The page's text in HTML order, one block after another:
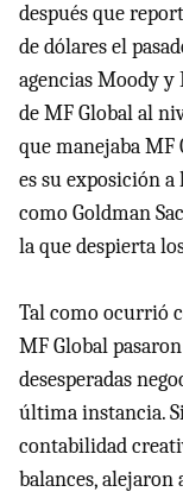
después que
de dólares el
agencias Moody y
de MF Global al
que manejaba MF
es su exposición a
como Goldman
la que despierta
Tal como ocurrió
MF Global
desesperadas
última instancia.
contabilidad
balances, alejaron